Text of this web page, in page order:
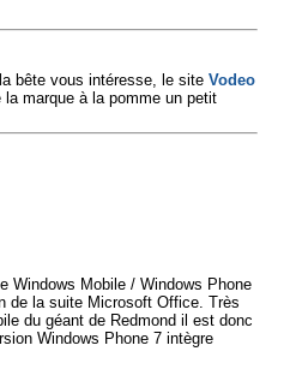
bête vous intéresse, le site Vodeo
marque à la pomme un petit
Windows Mobile / Windows Phone
de la suite Microsoft Office. Très
du géant de Redmond il est donc
Windows Phone 7 intègre